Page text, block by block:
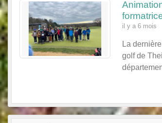
il y a 6 mois
La
golf de